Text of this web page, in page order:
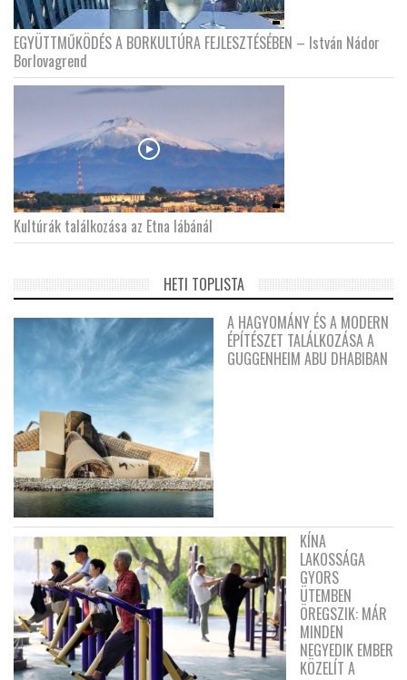
EGYÜTTMŰKÖDÉS A BORKULTÚRA FEJLESZTÉSÉBEN – István Nádor
Borlovagrend
Kultúrák találkozása az Etna lábánál
HETI TOPLISTA
A HAGYOMÁNY ÉS A MODERN
ÉPÍTÉSZET TALÁLKOZÁSA A
GUGGENHEIM ABU DHABIBAN
KÍNA
LAKOSSÁGA
GYORS
ÜTEMBEN
ÖREGSZIK: MÁR
MINDEN
NEGYEDIK EMBER
KÖZELÍT A